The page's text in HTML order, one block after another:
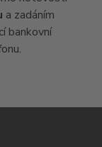
a zadáním
bankovní